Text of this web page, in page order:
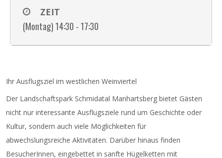
ZEIT
(Montag) 14:30 - 17:30
Ihr Ausflugsziel im westlichen Weinviertel
Der Landschaftspark Schmidatal Manhartsberg bietet Gästen
nicht nur interessante Ausflugsziele rund um Geschichte oder
Kultur, sondern auch viele Möglichkeiten für
abwechslungsreiche Aktivitäten. Darüber hinaus finden
BesucherInnen, eingebettet in sanfte Hügelketten mit